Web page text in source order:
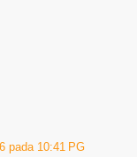
pada 10:41 PG